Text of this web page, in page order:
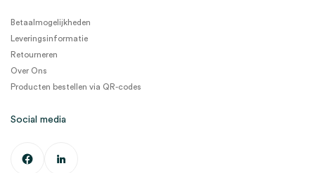
Betaalmogelijkheden
Leveringsinformatie
Retourneren
Over Ons
Producten bestellen via QR-codes
Social media